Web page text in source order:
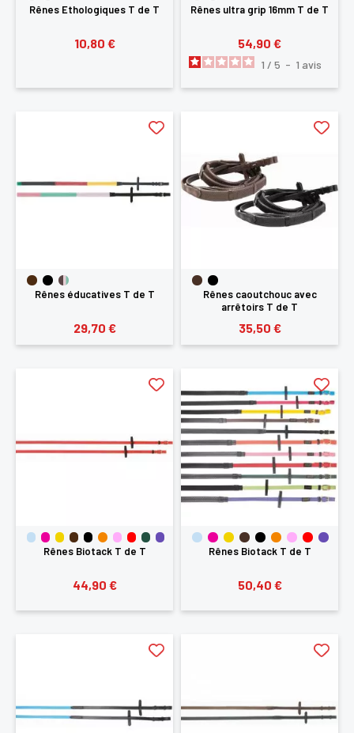
Rênes Ethologiques T de T
10,80 €
Rênes ultra grip 16mm T de T
54,90 €
1 / 5 - 1 avis
Rênes éducatives T de T
29,70 €
Rênes caoutchouc avec
arrêtoirs T de T
35,50 €
Rênes Biotack T de T
44,90 €
Rênes Biotack T de T
50,40 €